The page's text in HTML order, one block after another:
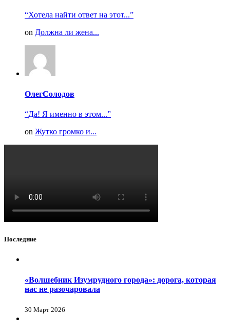
“Хотела найти ответ на этот...”
on Должна ли жена...
ОлегСолодов
“Да! Я именно в этом...”
on Жутко громко и...
Последние
«Волшебник Изумрудного города»: дорога, которая
нас не разочаровала
30 Март 2026